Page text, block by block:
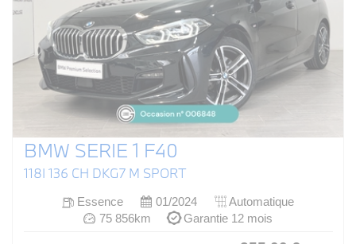
BMW SERIE 1 F40
118I 136 CH DKG7 M SPORT
Essence 01/2024
Automatique
75 856km
Garantie 12 mois